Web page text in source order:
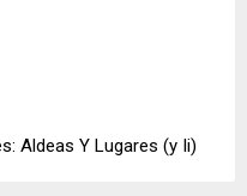
Aldeas Y Lugares (y Ii)